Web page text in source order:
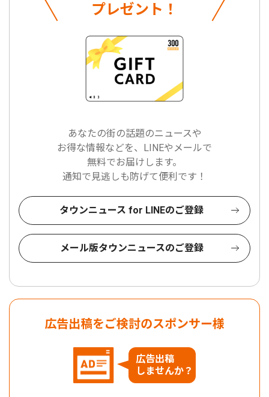
プレゼント！
あなたの街の話題のニュースや
お得な情報などを、LINEやメールで
無料でお届けします。
通知で見逃しも防げて便利です！
タウンニュース for LINEのご登録
メール版タウンニュースのご登録
広告出稿をご検討のスポンサー様
広告出稿
しませんか？